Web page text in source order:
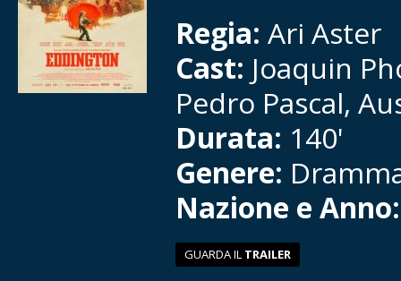
Regia: Ari Aster
Cast: Joaquin
Pedro Pascal,
Durata: 140'
Genere:
Nazione e
GUARDA IL TRAILER